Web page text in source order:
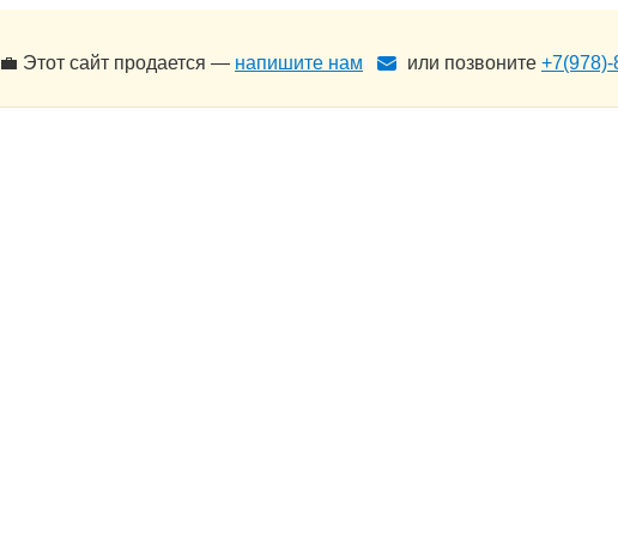
💼 Этот сайт продается — напишите нам или позвоните